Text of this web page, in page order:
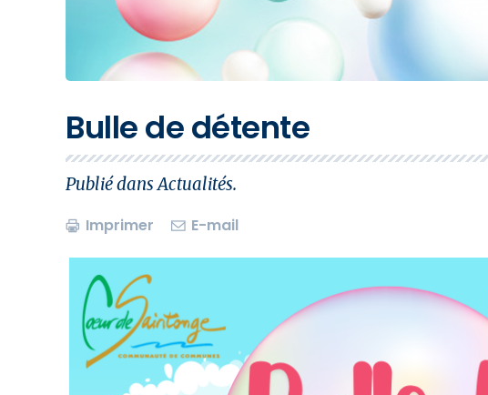
Bulle de détente
Publié dansActualités.
Imprimer
E-mail